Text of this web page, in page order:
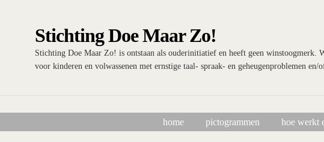
Stichting Doe Maar Zo!
Stichting Doe Maar Zo! is ontstaan als ouderinitiatief en heeft geen
voor kinderen en volwassenen met ernstige taal- spraak- en geheugenproblemen en/
home pictogrammen hoe werkt